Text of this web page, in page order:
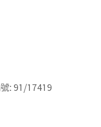
: 91/17419